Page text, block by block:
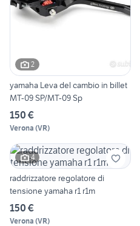
2
yamaha Leva del cambio in billet
MT-09 SP/MT-09 Sp
150 €
Verona (VR)
4
raddrizzatore regolatore di
tensione yamaha r1 r1m
150 €
Verona (VR)